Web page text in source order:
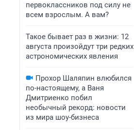
первоклассников под силу не
всем взрослым. А вам?
Такое бывает раз в жизни: 12
августа произойдут три редких
астрономических явления
Прохор Шаляпин влюбился
по-настоящему, а Ваня
Дмитриенко побил
необычный рекорд: новости
из мира шоу-бизнеса